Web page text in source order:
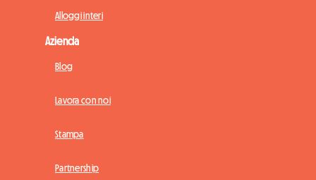
Alloggi interi
Azienda
Blog
Lavora con noi
Stampa
Partnership